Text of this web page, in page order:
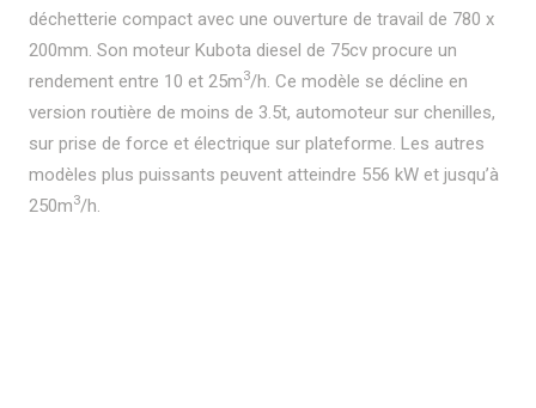
déchetterie compact avec une ouverture de travail de 780 x
200mm. Son moteur Kubota diesel de 75cv procure un
rendement entre 10 et 25m3/h. Ce modèle se décline en
version routière de moins de 3.5t, automoteur sur chenilles,
sur prise de force et électrique sur plateforme. Les autres
modèles plus puissants peuvent atteindre 556 kW et jusqu’à
250m3/h.